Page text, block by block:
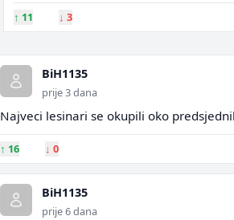
↑ 11 ↓ 3
BiH1135
prije 3 dana
Najveci lesinari se okupili oko
↑ 16 ↓ 0
BiH1135
prije 6 dana